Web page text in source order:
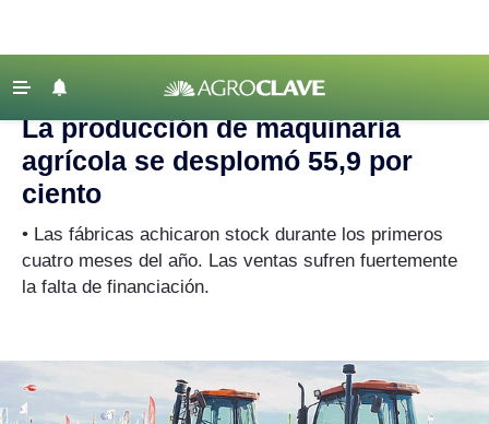
Agricultura
Ganadería
Lechería
Tecnología
Maquinaria agrícola
‹ VOLVER
Agroclave
La producción de maquinaria
agrícola se desplomó 55,9 por
ciento
• Las fábricas achicaron stock durante los primeros
cuatro meses del año. Las ventas sufren fuertemente
la falta de financiación.